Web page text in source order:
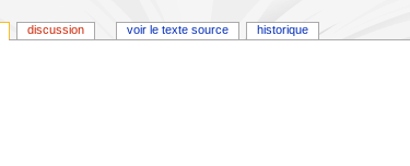
discussion voir le texte source historique